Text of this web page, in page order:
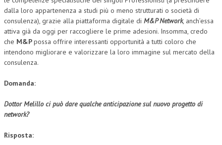
dalla loro appartenenza a studi più o meno strutturati o società di
consulenza), grazie alla piattaforma digitale di M&P Network, anch’essa
attiva già da oggi per raccogliere le prime adesioni. Insomma, credo
che M&Ppossa offrire interessanti opportunità a tutti coloro che
intendono migliorare e valorizzare la loro immagine sul mercato della
consulenza.
Domanda:
Dottor Melillo ci può dare qualche anticipazione sul nuovo progetto di
network?
Risposta: